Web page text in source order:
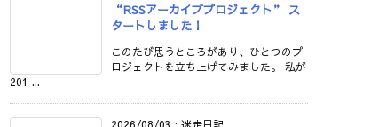
“RSSアーカイブプロジェクト” ス
タートしました！
このたび思うところがあり、ひとつのプ
ロジェクトを立ち上げてみました。 私が
201 ...